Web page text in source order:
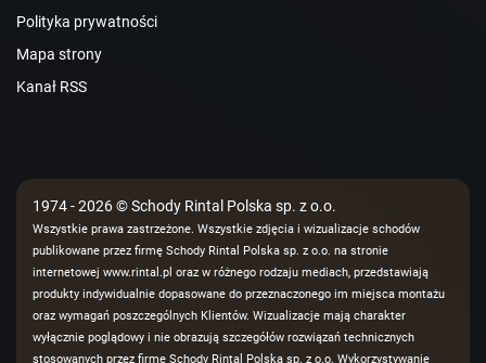
Polityka prywatności
Mapa strony
Kanał RSS
1974 - 2026 © Schody Rintal Polska sp. z o.o.
Wszystkie prawa zastrzeżone. Wszystkie zdjęcia i wizualizacje schodów
publikowane przez firmę Schody Rintal Polska sp. z o.o. na stronie
internetowej www.rintal.pl oraz w różnego rodzaju mediach, przedstawiają
produkty indywidualnie dopasowane do przeznaczonego im miejsca montażu
oraz wymagań poszczególnych Klientów. Wizualizacje mają charakter
wyłącznie poglądowy i nie obrazują szczegółów rozwiązań technicznych
stosowanych przez firmę Schody Rintal Polska sp. z o.o. Wykorzystywanie